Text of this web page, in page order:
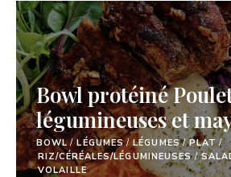
Bowl protéiné
légumineuses et
BOWL/LÉGUMES/LÉGUMES/PLAT/
RIZ/CÉRÉALES/LÉGUMINEUSES/
VOLAILLE